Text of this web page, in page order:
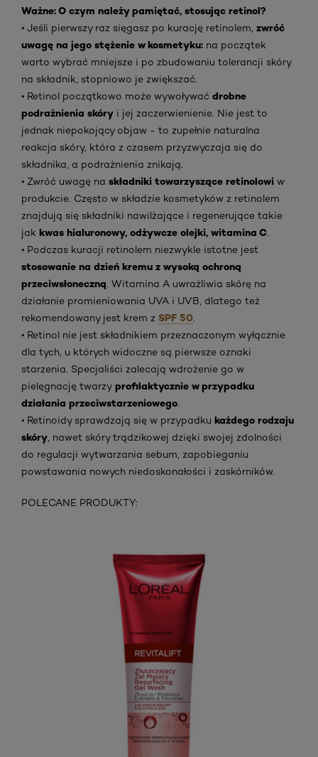
Ważne: O czym należy pamiętać, stosując retinol?
• Jeśli pierwszy raz sięgasz po kurację retinolem, zwróć
uwagę na jego stężenie w kosmetyku: na początek
warto wybrać mniejsze i po zbudowaniu tolerancji skóry
na składnik, stopniowo je zwiększać.
• Retinol początkowo może wywoływać drobne
podrażnienia skóry i jej zaczerwienienie. Nie jest to
jednak niepokojący objaw - to zupełnie naturalna
reakcja skóry, która z czasem przyzwyczaja się do
składnika, a podrażnienia znikają.
• Zwróć uwagę na składniki towarzyszące retinolowi w
produkcie. Często w składzie kosmetyków z retinolem
znajdują się składniki nawilżające i regenerujące takie
jak kwas hialuronowy, odżywcze olejki, witamina C.
• Podczas kuracji retinolem niezwykle istotne jest
stosowanie na dzień kremu z wysoką ochroną
przeciwsłoneczną. Witamina A uwrażliwia skórę na
działanie promieniowania UVA i UVB, dlatego też
rekomendowany jest krem z SPF 50.
• Retinol nie jest składnikiem przeznaczonym wyłącznie
dla tych, u których widoczne są pierwsze oznaki
starzenia. Specjaliści zalecają wdrożenie go w
pielęgnację twarzy profilaktycznie w przypadku
działania przeciwstarzeniowego.
• Retinoidy sprawdzają się w przypadku każdego rodzaju
skóry , nawet skóry trądzikowej dzięki swojej zdolności
do regulacji wytwarzania sebum, zapobieganiu
powstawania nowych niedoskonałości i zaskórników.
POLECANE PRODUKTY: